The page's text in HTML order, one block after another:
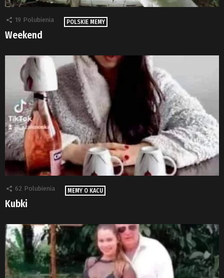
19 Polubienia POLSKIE MEMY
Weekend
62 Polubienia MEMY O KACU
Kubki